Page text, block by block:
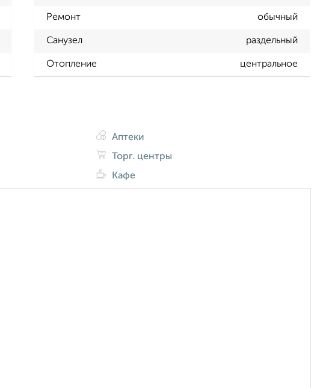
Ремонт обычный
Санузел раздельный
Отопление центральное
Аптеки
Торг. центры
Кафе